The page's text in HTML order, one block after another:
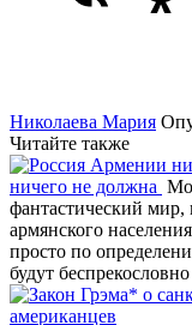
Николаева Мария
Читайте также
ничего не должна
фантастический
армянского
просто по
будут